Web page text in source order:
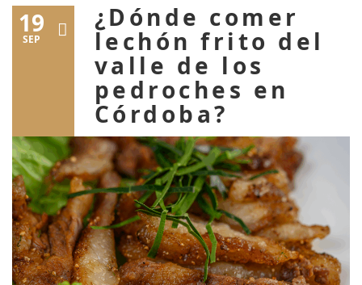
19
SEP
¿Dónde comer
lechón frito del
valle de los
pedroches en
Córdoba?